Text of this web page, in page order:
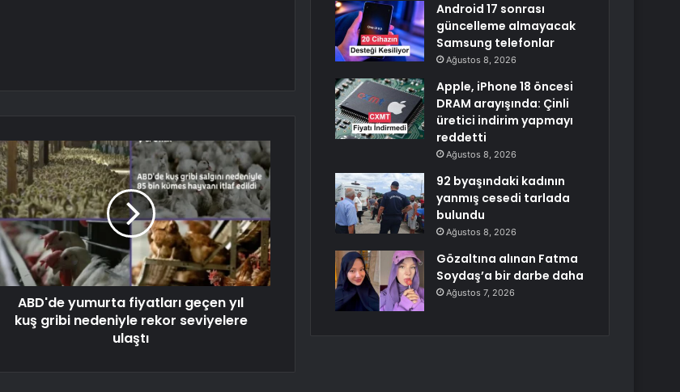
ABD'de yumurta fiyatları geçen yıl
kuş gribi nedeniyle rekor seviyelere
ulaştı
Android 17 sonrası
güncelleme almayacak
Samsung telefonlar
Ağustos 8, 2026
Apple, iPhone 18 öncesi
DRAM arayışında: Çinli
üretici indirim yapmayı
reddetti
Ağustos 8, 2026
92 byaşındaki kadının
yanmış cesedi tarlada
bulundu
Ağustos 8, 2026
Gözaltına alınan Fatma
Soydaş’a bir darbe daha
Ağustos 7, 2026